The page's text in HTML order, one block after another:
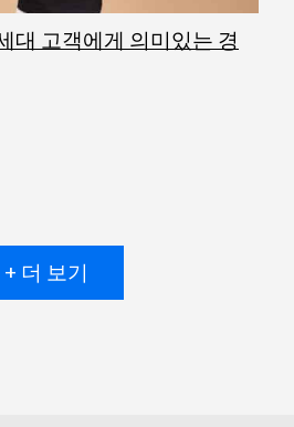
대 고객에게 의미있는 경
+ 더 보기